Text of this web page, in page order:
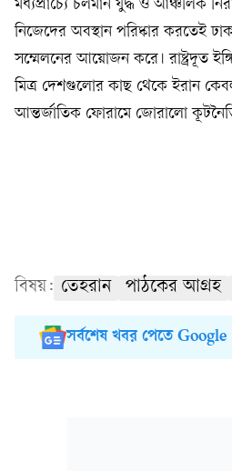
মধ্যপ্রাচ্যে চলমান যুদ্ধ ও আঞ্চলিক
নিজেদের অবস্থান পরিষ্কার করতেই
সম্মেলনের আয়োজন করে। রাষ্ট্রদূত
মিত্র দেশগুলোর কাছ থেকে ইরান
আন্তর্জাতিক ফোরামে জোরালো
বিষয়: তেহরান পাঠকের আগ্রহ
সর্বশেষ খবর পেতে